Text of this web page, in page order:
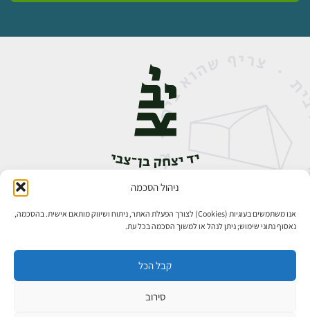
ניהול הסכמה
אנו משתמשים בעוגיות (Cookies) לצורך הפעלת האתר, ניתוח ושיווק מותאם אישית. בהסכמה,
נאסוף נתוני שימוש; ניתן לנהל או למשוך הסכמה בכל עת.
קבל הכל
סירוב
אבן גבירול 14, רחביה, ירושלים